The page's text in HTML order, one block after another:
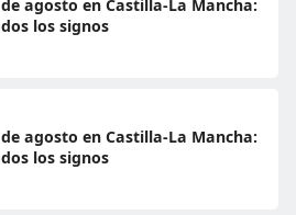
agosto en Castilla-La Mancha:
los signos
agosto en Castilla-La Mancha:
los signos